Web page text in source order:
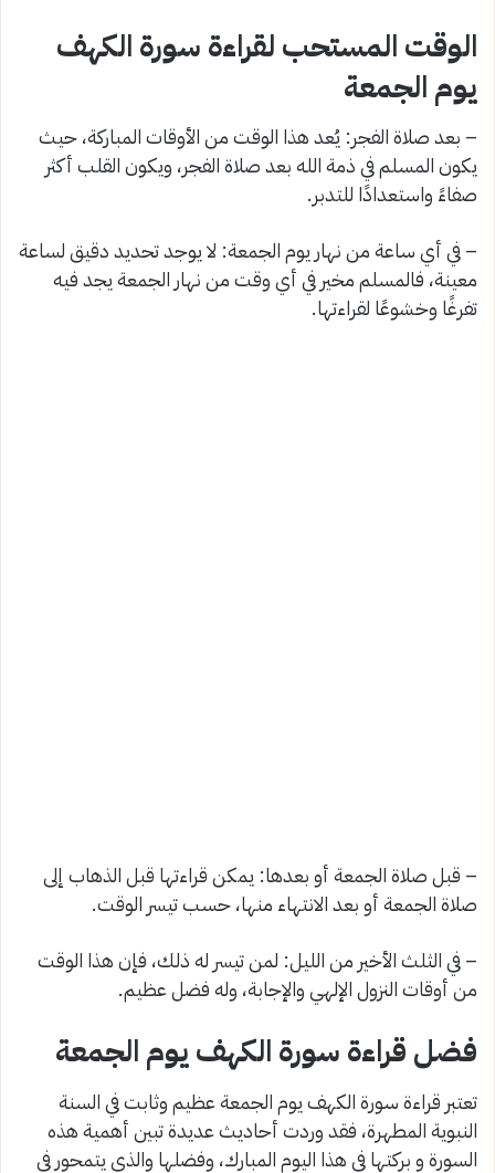
الوقت المستحب لقراءة سورة الكهف
يوم الجمعة
– بعد صلاة الفجر: يُعد هذا الوقت من الأوقات المباركة، حيث
يكون المسلم في ذمة الله بعد صلاة الفجر، ويكون القلب أكثر
صفاءً واستعدادًا للتدبر.
– في أي ساعة من نهار يوم الجمعة: لا يوجد تحديد دقيق لساعة
معينة، فالمسلم مخير في أي وقت من نهار الجمعة يجد فيه
تفرغًا وخشوعًا لقراءتها.
– قبل صلاة الجمعة أو بعدها: يمكن قراءتها قبل الذهاب إلى
صلاة الجمعة أو بعد الانتهاء منها، حسب تيسر الوقت.
– في الثلث الأخير من الليل: لمن تيسر له ذلك، فإن هذا الوقت
من أوقات النزول الإلهي والإجابة، وله فضل عظيم.
فضل قراءة سورة الكهف يوم الجمعة
تعتبر قراءة سورة الكهف يوم الجمعة عظيم وثابت في السنة
النبوية المطهرة، فقد وردت أحاديث عديدة تبين أهمية هذه
السورة و بركتها في هذا اليوم المبارك، وفضلها والذي يتمحور في